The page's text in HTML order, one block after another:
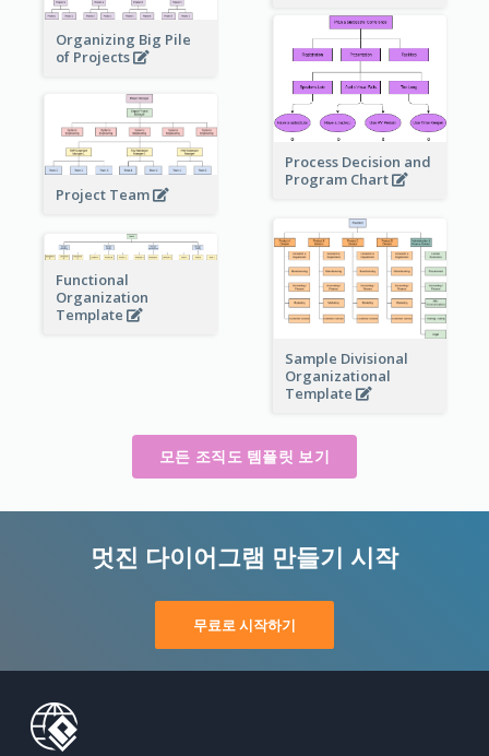
Organizing Big Pile
of Projects
Process Decision and
Program Chart
Project Team
Sample Divisional
Organizational
Template
Functional
Organization
Template
모든 조직도 템플릿 보기
멋진 다이어그램 만들기 시작
무료로 시작하기